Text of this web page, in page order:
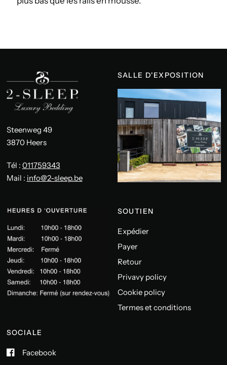
Steenweg 49
3870 Heers
Tél : 011759343
Mail : info@2-sleep.be
SALLE D'EXPOSITION
SOUTIEN
Expédier
Payer
Retour
Privavy policy
Cookie policy
Termes et conditions
SOCIALE
Facebook